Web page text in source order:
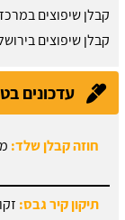
קבלן שיפוצים במרכז
קבלן שיפוצים
עדכונים
תיקון קיר גבס:
מחירון ריצוף:גלו